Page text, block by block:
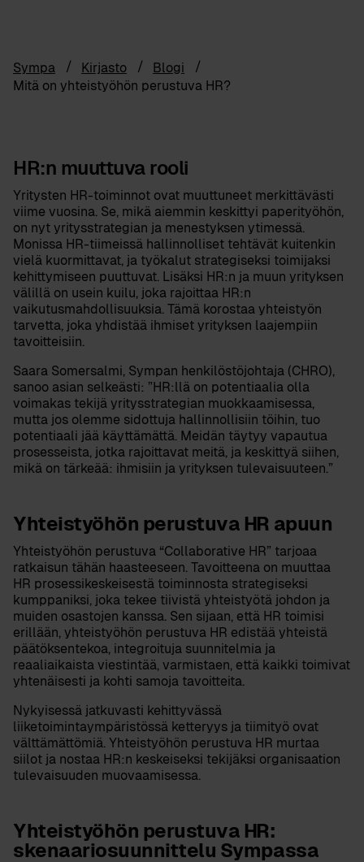
Sympa Kirjasto
Blogi
Mitä on yhteistyöhön perustuva HR?
HR:n muuttuva rooli
Yritysten HR-toiminnot ovat muuttuneet merkittävästi
viime vuosina. Se, mikä aiemmin keskittyi paperityöhön,
on nyt yritysstrategian ja menestyksen ytimessä.
Monissa HR-tiimeissä hallinnolliset tehtävät kuitenkin
vielä kuormittavat, ja työkalut strategiseksi toimijaksi
kehittymiseen puuttuvat. Lisäksi HR:n ja muun yrityksen
välillä on usein kuilu, joka rajoittaa HR:n
vaikutusmahdollisuuksia. Tämä korostaa yhteistyön
tarvetta, joka yhdistää ihmiset yrityksen laajempiin
tavoitteisiin.
Saara Somersalmi, Sympan henkilöstöjohtaja (CHRO),
sanoo asian selkeästi: ”HR:llä on potentiaalia olla
voimakas tekijä yritysstrategian muokkaamisessa,
mutta jos olemme sidottuja hallinnollisiin töihin, tuo
potentiaali jää käyttämättä. Meidän täytyy vapautua
prosesseista, jotka rajoittavat meitä, ja keskittyä siihen,
mikä on tärkeää: ihmisiin ja yrityksen tulevaisuuteen.”
Yhteistyöhön perustuva HR apuun
Yhteistyöhön perustuva “Collaborative HR” tarjoaa
ratkaisun tähän haasteeseen. Tavoitteena on muuttaa
HR prosessikeskeisestä toiminnosta strategiseksi
kumppaniksi, joka tekee tiivistä yhteistyötä johdon ja
muiden osastojen kanssa. Sen sijaan, että HR toimisi
erillään, yhteistyöhön perustuva HR edistää yhteistä
päätöksentekoa, integroituja suunnitelmia ja
reaaliaikaista viestintää, varmistaen, että kaikki toimivat
yhtenäisesti ja kohti samoja tavoitteita.
Nykyisessä jatkuvasti kehittyvässä
liiketoimintaympäristössä ketteryys ja tiimityö ovat
välttämättömiä. Yhteistyöhön perustuva HR murtaa
siilot ja nostaa HR:n keskeiseksi tekijäksi organisaation
tulevaisuuden muovaamisessa.
Yhteistyöhön perustuva HR:
skenaariosuunnittelu Sympassa